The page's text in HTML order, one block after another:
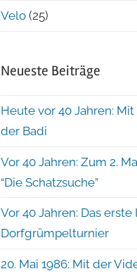
Velo (25)
Neueste Beiträge
Heute vor 40 Jahren:
der Badi
Vor 40 Jahren: Zum 2.
“Die Schatzsuche”
Vor 40 Jahren: Das
Dorfgrümpelturnier
20. Mai 1986: Mit der